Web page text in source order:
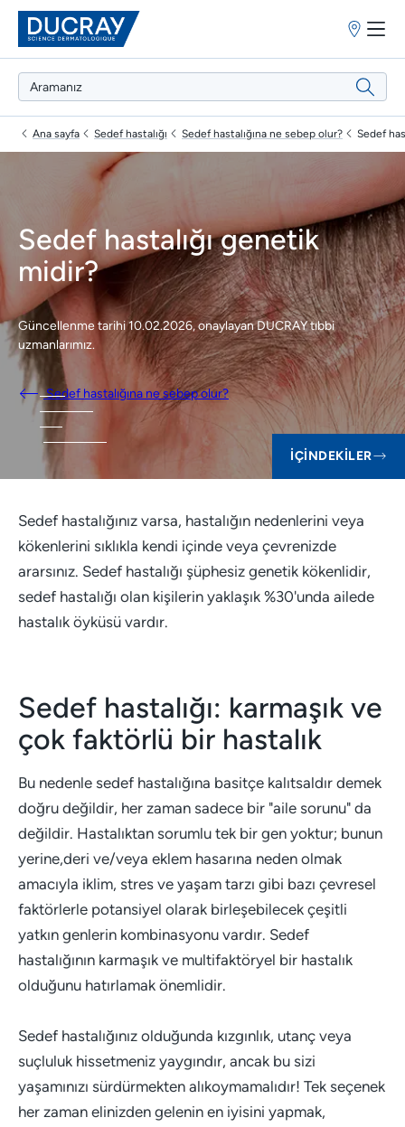
Satış
Ana sayfa Sedef hastalığı Sedef hastalığına ne sebep olur? Sedef
Sedef hastalığı genetik
midir?
Güncellenme tarihi10.02.2026, onaylayanDUCRAY tıbbi
uzmanlarımız.
Sedef hastalığına ne sebep olur?
İÇINDEKILER
Sedef hastalığınız varsa, hastalığın nedenlerini veya
kökenlerini sıklıkla kendi içinde veya çevrenizde
ararsınız. Sedef hastalığı şüphesiz genetik kökenlidir,
sedef hastalığı olan kişilerin yaklaşık %30'unda ailede
hastalık öyküsü vardır.
Sedef hastalığı: karmaşık ve
çok faktörlü bir hastalık
Bu nedenle sedef hastalığına basitçe kalıtsaldır demek
doğru değildir, her zaman sadece bir "aile sorunu" da
değildir. Hastalıktan sorumlu tek bir gen yoktur; bunun
yerine,deri ve/veya eklem hasarına neden olmak
amacıyla iklim, stres ve yaşam tarzı gibi bazı çevresel
faktörlerle potansiyel olarak birleşebilecek çeşitli
yatkın genlerin kombinasyonu vardır. Sedef
hastalığının karmaşık ve multifaktöryel bir hastalık
olduğunu hatırlamak önemlidir.
Sedef hastalığınız olduğunda kızgınlık, utanç veya
suçluluk hissetmeniz yaygındır, ancak bu sizi
yaşamınızı sürdürmekten alıkoymamalıdır! Tek seçenek
her zaman elinizden gelenin en iyisini yapmak,